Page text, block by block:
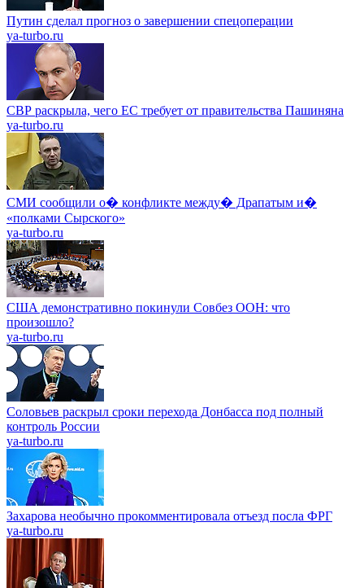
Путин сделал прогноз о завершении спецоперации
ya-turbo.ru
СВР раскрыла, чего ЕС требует от правительства Пашиняна
ya-turbo.ru
СМИ сообщили о� конфликте между� Драпатым и�
«полками Сырского»
ya-turbo.ru
США демонстративно покинули Совбез ООН: что
произошло?
ya-turbo.ru
Соловьев раскрыл сроки перехода Донбасса под полный
контроль России
ya-turbo.ru
Захарова необычно прокомментировала отъезд посла ФРГ
ya-turbo.ru